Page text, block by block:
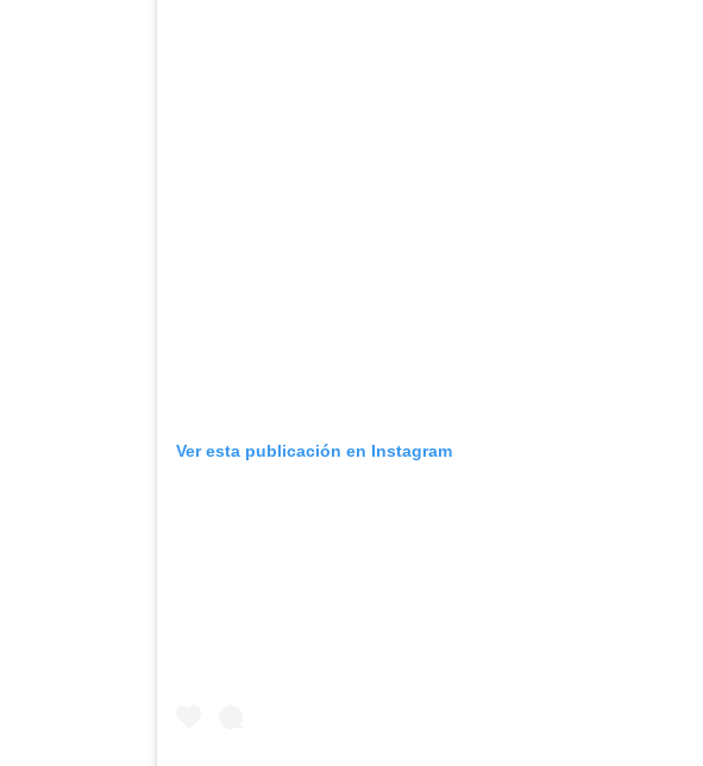
Ver esta publicación en Instagram